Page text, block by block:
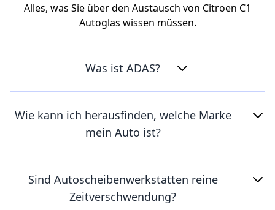
Alles, was Sie über den Austausch von Citroen C1
Autoglas wissen müssen.
Was ist ADAS?
Wie kann ich herausfinden, welche Marke
mein Auto ist?
Sind Autoscheibenwerkstätten reine
Zeitverschwendung?